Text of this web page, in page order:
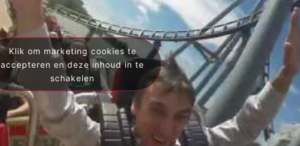
Klik om marketing cookies te
accepteren en deze inhoud in te
schakelen